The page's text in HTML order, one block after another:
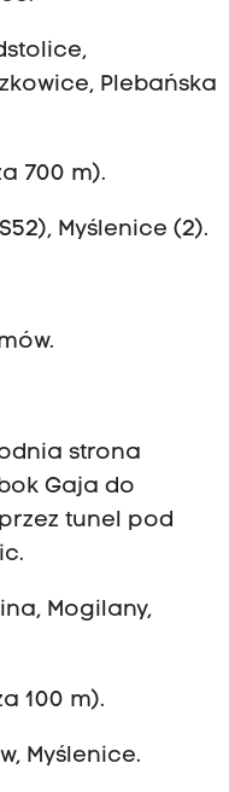
Plebańska
700 m).
Myślenice (2).
strona
Gaja do
tunel pod
Mogilany,
100 m).
Myślenice.